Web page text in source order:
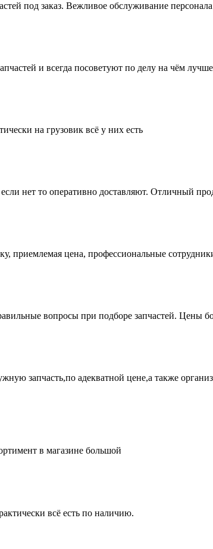
под заказ. Вежливое обслуживание персонала
и всегда посоветуют по делу на чём
на грузовик всё у них есть
нет то оперативно доставляют. Отличный
приемлемая цена, профессиональные
вопросы при подборе запчастей. Цены
запчасть,по адекватной цене,а также
в магазине большой
всё есть по наличию.